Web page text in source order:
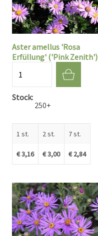
Aster amellus 'Rosa
Erfüllung' ('Pink Zenith')
Stock
250+
1 st.
€ 3,16
2 st.
€ 3,00
7 st.
€ 2,84